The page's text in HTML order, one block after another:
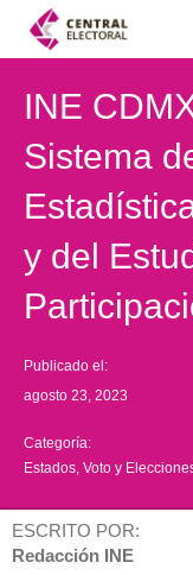
INE
Sistema
y del
Publicado el:
agosto 23, 2023
Categoría:
Estados Voto y
ESCRITO POR:
Redacción INE